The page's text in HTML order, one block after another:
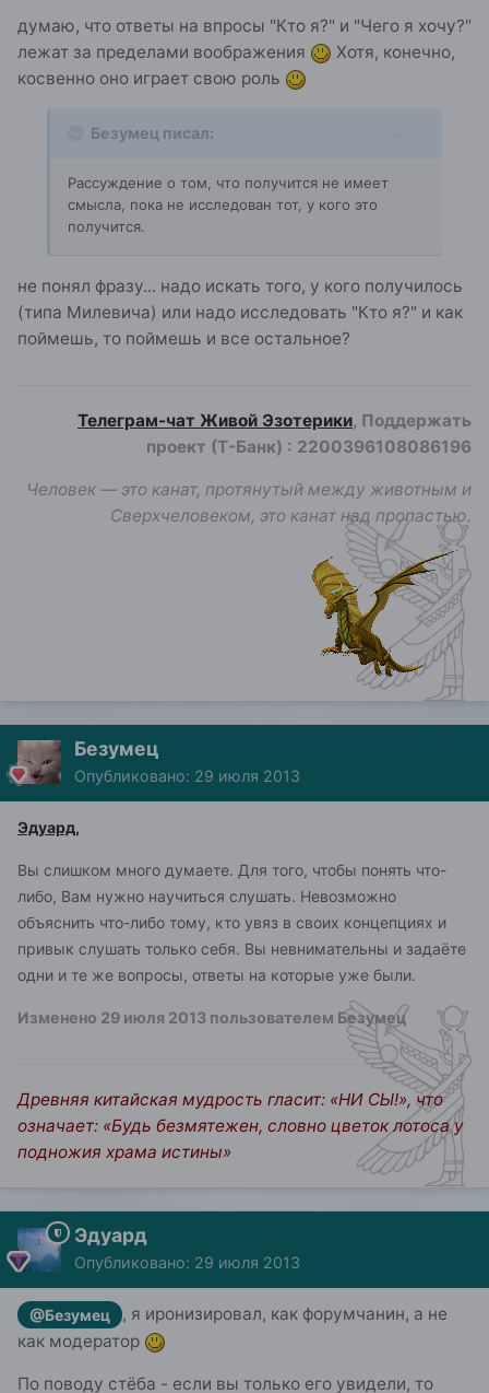
думаю, что ответы на впросы "Кто я?" и "Чего я хочу?"
лежат за пределами воображения
Хотя, конечно,
косвенно оно играет свою роль
Безумец писал:
Рассуждение о том, что получится не имеет
смысла, пока не исследован тот, у кого это
получится.
не понял фразу... надо искать того, у кого получилось
(типа Милевича) или надо исследовать "Кто я?" и как
поймешь, то поймешь и все остальное?
Телеграм-чат Живой Эзотерики, Поддержать
проект (Т-Банк) : 2200396108086196
Человек — это канат, протянутый между животным и
Сверхчеловеком, это канат над пропастью.
Безумец
Опубликовано: 29 июля 2013
Эдуард,
Вы слишком много думаете. Для того, чтобы понять что-
либо, Вам нужно научиться слушать. Невозможно
объяснить что-либо тому, кто увяз в своих концепциях и
привык слушать только себя. Вы невнимательны и задаёте
одни и те же вопросы, ответы на которые уже были.
Изменено 29 июля 2013 пользователем Безумец
Древняя китайская мудрость гласит: «НИ СЫ!», что
означает: «Будь безмятежен, словно цветок лотоса у
подножия храма истины»
Эдуард
Опубликовано: 29 июля 2013
@Безумец
, я иронизировал, как форумчанин, а не
как модератор
По поводу стёба - если вы только его увидели, то